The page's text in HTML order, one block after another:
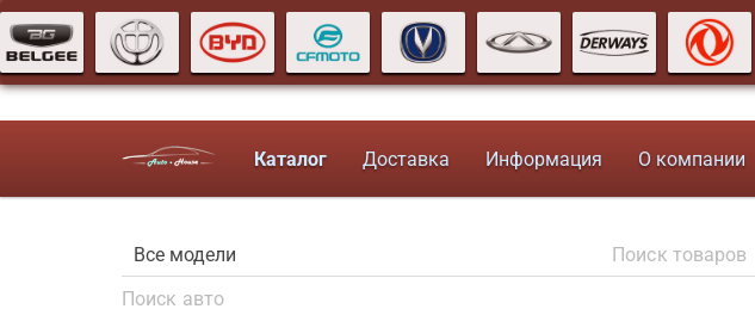
Каталог Доставка Информация О компании